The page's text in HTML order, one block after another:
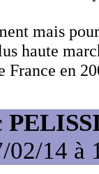
mais
haute
en
14 à